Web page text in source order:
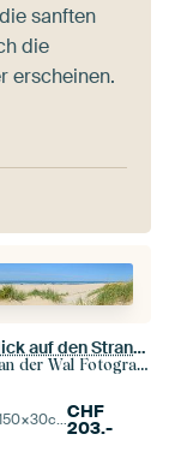
sanften
die
erscheinen.
Panoramablick auf den Strand im Sommer an der Nordsee
der Wal Fotografie
cm CHF
203.-